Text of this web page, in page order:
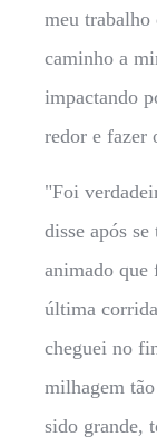
meu trabalho
caminho a
impactando
redor e fazer
"Foi
disse após
animado que
última
cheguei no
milhagem
sido grande,